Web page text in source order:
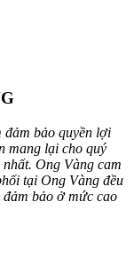
bảo quyền lợi
mang lại cho quý
Ong Vàng cam
tại Ong Vàng đều
bảo ở mức cao